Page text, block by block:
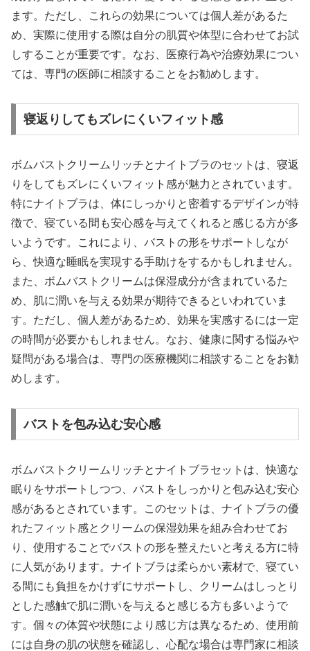
ます。ただし、これらの効果については個人差があるた
め、実際に使用する際は自分の肌質や体型に合わせてお試
しすることが重要です。なお、医療行為や治療効果につい
ては、専門の医師に相談することをお勧めします。
寝返りしてもズレにくいフィット感
ボムバストクリームリッチとナイトブラのセットは、寝返
りをしてもズレにくいフィット感が魅力とされています。
特にナイトブラは、体にしっかりと密着するデザインが特
徴で、寝ている間も安心感を与えてくれると感じる方が多
いようです。これにより、バストの形をサポートしなが
ら、快適な睡眠を実現する手助けをするかもしれません。
また、ボムバストクリームは保湿成分が含まれているた
め、肌に潤いを与える効果が期待できるといわれていま
す。ただし、個人差があるため、効果を実感するには一定
の時間が必要かもしれません。なお、健康に関する悩みや
疑問がある場合は、専門の医療機関に相談することをお勧
めします。
バストを包み込む安心感
ボムバストクリームリッチとナイトブラセットは、快適な
眠りをサポートしつつ、バストをしっかりと包み込む安心
感があるとされています。このセットは、ナイトブラの優
れたフィット感とクリームの保湿効果を組み合わせてお
り、使用することでバストの形を整えたいと考える方に特
に人気があります。ナイトブラは柔らかい素材で、寝てい
る間にも負担をかけずにサポートし、クリームはしっとり
とした感触で肌に潤いを与えると感じる方も多いようで
す。個々の体質や状態により感じ方は異なるため、使用前
には自身の肌の状態を確認し、心配な場合は専門家に相談